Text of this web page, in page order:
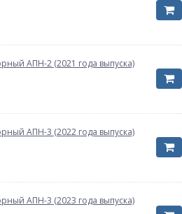
АПН-2 (2021 года выпуска)
АПН-3 (2022 года выпуска)
АПН-3 (2023 года выпуска)